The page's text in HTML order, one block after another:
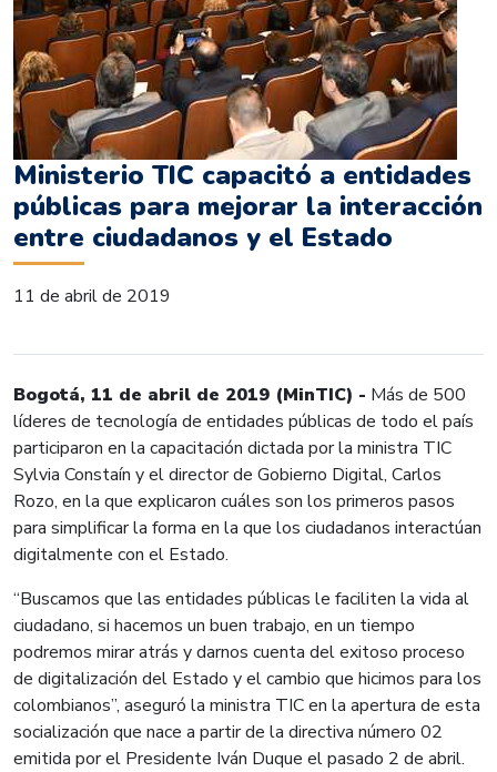
Ministerio TIC capacitó a entidades
públicas para mejorar la interacción
entre ciudadanos y el Estado
11 de abril de 2019
Bogotá, 11 de abril de 2019 (MinTIC) - Más de 500
líderes de tecnología de entidades públicas de todo el país
participaron en la capacitación dictada por la ministra TIC
Sylvia Constaín y el director de Gobierno Digital, Carlos
Rozo, en la que explicaron cuáles son los primeros pasos
para simplificar la forma en la que los ciudadanos interactúan
digitalmente con el Estado.
“Buscamos que las entidades públicas le faciliten la vida al
ciudadano, si hacemos un buen trabajo, en un tiempo
podremos mirar atrás y darnos cuenta del exitoso proceso
de digitalización del Estado y el cambio que hicimos para los
colombianos”, aseguró la ministra TIC en la apertura de esta
socialización que nace a partir de la directiva número 02
emitida por el Presidente Iván Duque el pasado 2 de abril.